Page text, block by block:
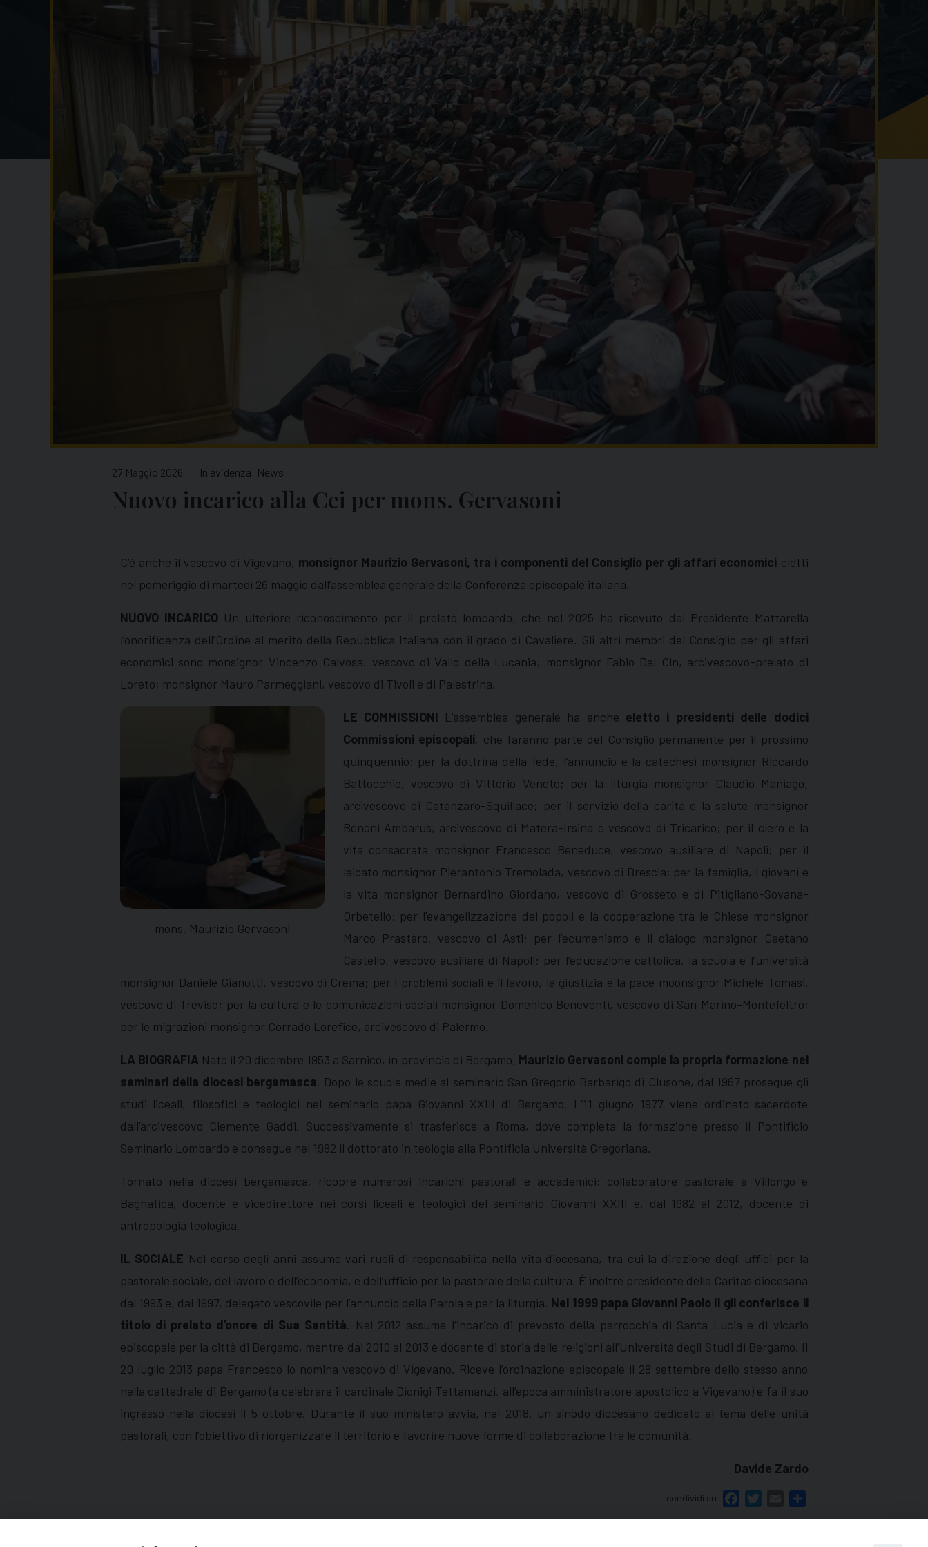
27 Maggio 2026 In evidenza News
Nuovo incarico alla Cei per mons. Gervasoni
C’è anche il vescovo di Vigevano, monsignor Maurizio Gervasoni, tra i componenti del Consiglio per gli affari economici eletti
nel pomeriggio di martedì 26 maggio dall’assemblea generale della Conferenza episcopale italiana.
NUOVO INCARICO Un ulteriore riconoscimento per il prelato lombardo, che nel 2025 ha ricevuto dal Presidente Mattarella
l’onorificenza dell’Ordine al merito della Repubblica Italiana con il grado di Cavaliere. Gli altri membri del Consiglio per gli affari
economici sono monsignor Vincenzo Calvosa, vescovo di Vallo della Lucania; monsignor Fabio Dal Cin, arcivescovo-prelato di
Loreto; monsignor Mauro Parmeggiani, vescovo di Tivoli e di Palestrina.
mons. Maurizio Gervasoni
LE COMMISSIONI L’assemblea generale ha anche eletto i presidenti delle dodici
Commissioni episcopali, che faranno parte del Consiglio permanente per il prossimo
quinquennio: per la dottrina della fede, l’annuncio e la catechesi monsignor Riccardo
Battocchio, vescovo di Vittorio Veneto; per la liturgia monsignor Claudio Maniago,
arcivescovo di Catanzaro-Squillace; per il servizio della carità e la salute monsignor
Benoni Ambarus, arcivescovo di Matera-Irsina e vescovo di Tricarico; per il clero e la
vita consacrata monsignor Francesco Beneduce, vescovo ausiliare di Napoli; per il
laicato monsignor Pierantonio Tremolada, vescovo di Brescia; per la famiglia, i giovani e
la vita monsignor Bernardino Giordano, vescovo di Grosseto e di Pitigliano-Sovana-
Orbetello; per l’evangelizzazione dei popoli e la cooperazione tra le Chiese monsignor
Marco Prastaro, vescovo di Asti; per l’ecumenismo e il dialogo monsignor Gaetano
Castello, vescovo ausiliare di Napoli; per l’educazione cattolica, la scuola e l’università
monsignor Daniele Gianotti, vescovo di Crema; per i problemi sociali e il lavoro, la giustizia e la pace moonsignor Michele Tomasi,
vescovo di Treviso; per la cultura e le comunicazioni sociali monsignor Domenico Beneventi, vescovo di San Marino-Montefeltro;
per le migrazioni monsignor Corrado Lorefice, arcivescovo di Palermo.
LA BIOGRAFIA Nato il 20 dicembre 1953 a Sarnico, in provincia di Bergamo, Maurizio Gervasoni compie la propria formazione nei
seminari della diocesi bergamasca. Dopo le scuole medie al seminario San Gregorio Barbarigo di Clusone, dal 1967 prosegue gli
studi liceali, filosofici e teologici nel seminario papa Giovanni XXIII di Bergamo. L’11 giugno 1977 viene ordinato sacerdote
dall’arcivescovo Clemente Gaddi. Successivamente si trasferisce a Roma, dove completa la formazione presso il Pontificio
Seminario Lombardo e consegue nel 1982 il dottorato in teologia alla Pontificia Università Gregoriana.
Tornato nella diocesi bergamasca, ricopre numerosi incarichi pastorali e accademici: collaboratore pastorale a Villongo e
Bagnatica, docente e vicedirettore nei corsi liceali e teologici del seminario Giovanni XXIII e, dal 1982 al 2012, docente di
antropologia teologica.
IL SOCIALE Nel corso degli anni assume vari ruoli di responsabilità nella vita diocesana, tra cui la direzione degli uffici per la
pastorale sociale, del lavoro e dell’economia, e dell’ufficio per la pastorale della cultura. È inoltre presidente della Caritas diocesana
dal 1993 e, dal 1997, delegato vescovile per l’annuncio della Parola e per la liturgia. Nel 1999 papa Giovanni Paolo II gli conferisce il
titolo di prelato d’onore di Sua Santità. Nel 2012 assume l’incarico di prevosto della parrocchia di Santa Lucia e di vicario
episcopale per la città di Bergamo, mentre dal 2010 al 2013 è docente di storia delle religioni all’Università degli Studi di Bergamo. Il
20 luglio 2013 papa Francesco lo nomina vescovo di Vigevano. Riceve l’ordinazione episcopale il 28 settembre dello stesso anno
nella cattedrale di Bergamo (a celebrare il cardinale Dionigi Tettamanzi, all’epoca amministratore apostolico a Vigevano) e fa il suo
ingresso nella diocesi il 5 ottobre. Durante il suo ministero avvia, nel 2018, un sinodo diocesano dedicato al tema delle unità
pastorali, con l’obiettivo di riorganizzare il territorio e favorire nuove forme di collaborazione tra le comunità.
Davide Zardo
condividi su FacebookTwitterEmail